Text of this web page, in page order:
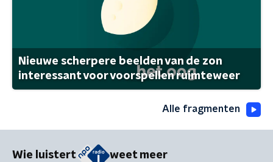
Nieuwe scherpere beelden van de zon
interessant voor voorspellen ruimteweer
Alle fragmenten
Wie luistert weet meer